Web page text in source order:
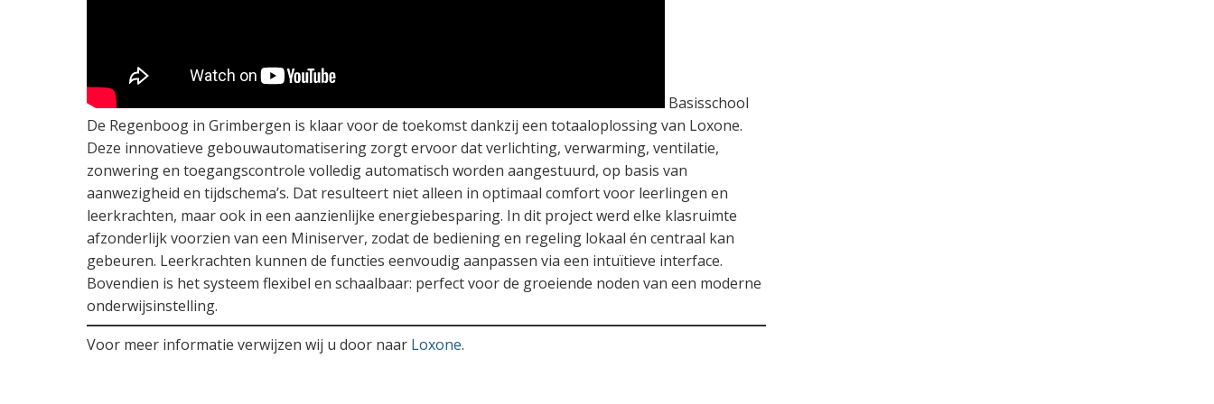
Basisschool
De Regenboog in Grimbergen is klaar voor de toekomst dankzij een totaaloplossing van Loxone.
Deze innovatieve gebouwautomatisering zorgt ervoor dat verlichting, verwarming, ventilatie,
zonwering en toegangscontrole volledig automatisch worden aangestuurd, op basis van
aanwezigheid en tijdschema’s. Dat resulteert niet alleen in optimaal comfort voor leerlingen en
leerkrachten, maar ook in een aanzienlijke energiebesparing. In dit project werd elke klasruimte
afzonderlijk voorzien van een Miniserver, zodat de bediening en regeling lokaal én centraal kan
gebeuren. Leerkrachten kunnen de functies eenvoudig aanpassen via een intuïtieve interface.
Bovendien is het systeem flexibel en schaalbaar: perfect voor de groeiende noden van een moderne
onderwijsinstelling.
Voor meer informatie verwijzen wij u door naar Loxone.